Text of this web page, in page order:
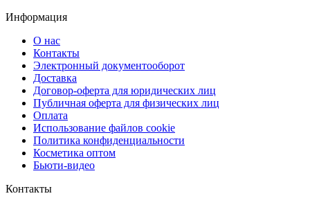
Информация
О нас
Контакты
Электронный документооборот
Доставка
Договор-оферта для юридических лиц
Публичная оферта для физических лиц
Оплата
Использование файлов cookie
Политика конфиденциальности
Косметика оптом
Бьюти-видео
Контакты